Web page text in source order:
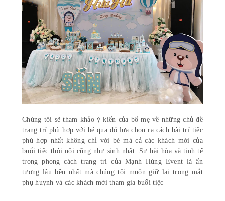
Chúng tôi sẽ tham khảo ý kiến của bố mẹ về những chủ đề
trang trí phù hợp với bé qua đó lựa chọn ra cách bài trí tiệc
phù hợp nhất không chỉ với bé mà cả các khách mời của
buổi tiệc thôi nôi cũng như sinh nhật. Sự hài hòa và tinh tế
trong phong cách trang trí của Mạnh Hùng Event là ấn
tượng lâu bền nhất mà chúng tôi muốn giữ lại trong mắt
phụ huynh và các khách mời tham gia buổi tiệc